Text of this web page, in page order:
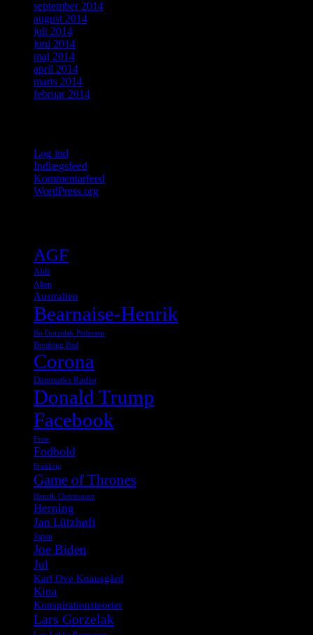
september 2014
august 2014
juli 2014
juni 2014
maj 2014
april 2014
marts 2014
februar 2014
Log ind
Indlægsfeed
Kommentarfeed
WordPress.org
AGF
Aldi
Alien
Australien
Bearnaise-Henrik
Bo Gorzelak Pedersen
Breaking Bad
Corona
Danmarks Radio
Donald Trump
Facebook
Ferie
Fodbold
Frankrig
Game of Thrones
Henrik Christensen
Herning
Jan Lützhøft
Japan
Joe Biden
Jul
Karl Ove Knausgård
Kina
Konspirationsteorier
Lars Gorzelak